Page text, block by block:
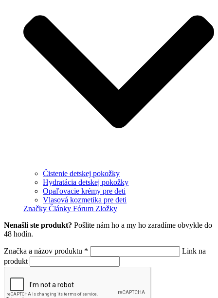
Čistenie detskej pokožky
Hydratácia detskej pokožky
Opaľovacie krémy pre deti
Vlasová kozmetika pre deti
Značky Články Fórum Zložky
Nenašli ste produkt? Pošlite nám ho a my ho zaradíme obvykle do
48 hodín.
Značka a názov produktu *
Link na
produkt